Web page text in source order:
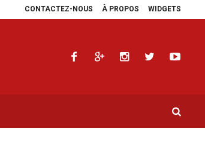
CONTACTEZ-NOUS À PROPOS WIDGETS
en faveur de la RDC. Parlement panafricain : à